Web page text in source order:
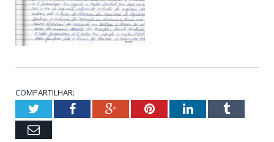
COMPARTILHAR:
TwitterFacebookGoogle+PinterestLinkedInTumblr
Email